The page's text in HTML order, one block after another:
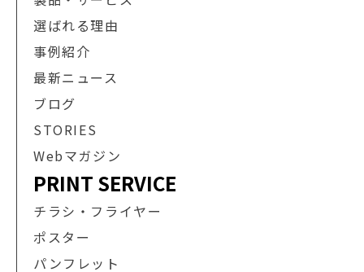
選ばれる理由
事例紹介
最新ニュース
ブログ
STORIES
Webマガジン
PRINT SERVICE
チラシ・フライヤー
ポスター
パンフレット